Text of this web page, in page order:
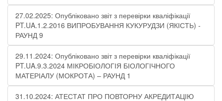
27.02.2025: Опубліковано звіт з перевірки кваліфікації
PT.UA.1.2.2016 ВИПРОБУВАННЯ КУКУРУДЗИ (ЯКІСТЬ) -
РАУНД 9
29.11.2024: Опубліковано звіт з перевірки кваліфікації
PT.UA.9.3.2024 МІКРОБІОЛОГІЯ БІОЛОГІЧНОГО
МАТЕРІАЛУ (МОКРОТА) – РАУНД 1
31.10.2024: АТЕСТАТ ПРО ПОВТОРНУ АКРЕДИТАЦІЮ